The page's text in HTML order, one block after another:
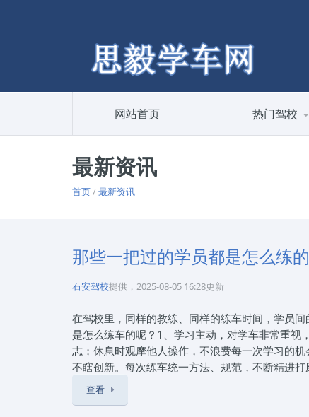
网站首页 热门驾校
最新资讯
首页/最新资讯
那些一把过的学员都是怎么练的
石安驾校提供，2025-08-05 16:28更新
在驾校里，同样的教练、同样的练车时间，学员
是怎么练车的呢？1、学习主动，对学车非常重
志；休息时观摩他人操作，不浪费每一次学习的
不瞎创新。每次练车统一方法、规范，不断精进
动大脑思考。然后配合练习实践，掌握技术操作
查看